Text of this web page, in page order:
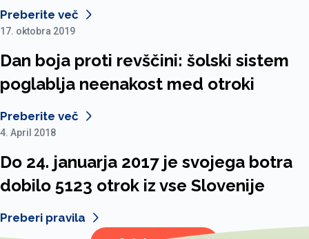
Preberite več
17. oktobra 2019
Dan boja proti revščini: šolski sistem
poglablja neenakost med otroki
Preberite več
4. April 2018
Do 24. januarja 2017 je svojega botra
dobilo 5123 otrok iz vse Slovenije
Preberi pravila